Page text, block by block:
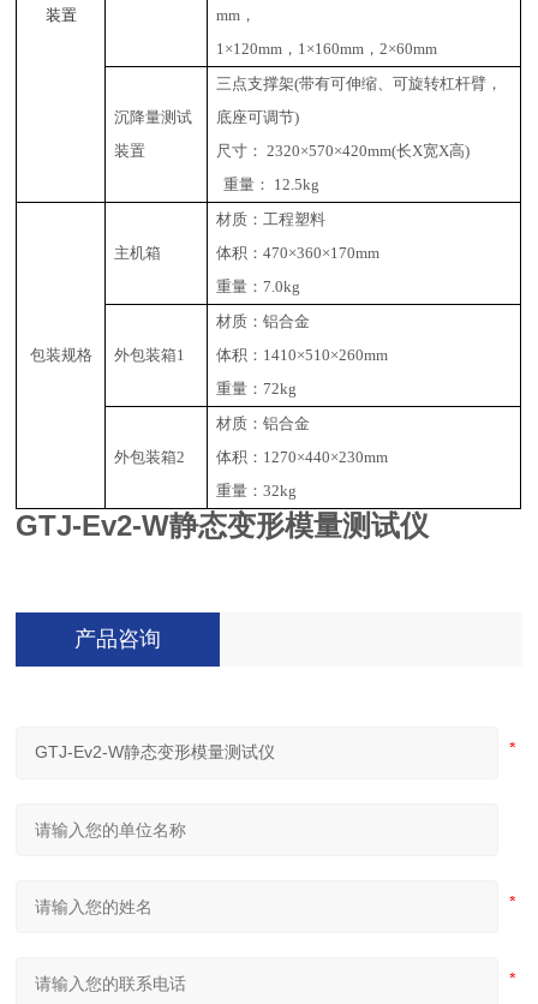
装置
mm，
1×120mm ，1×160mm，2×60mm
沉降量测试
装置
三点支撑架(带有可伸缩、可旋转杠杆臂，
底座可调节)
尺寸： 2320×570×420mm(长X宽X高)
重量： 12.5kg
包装规格
主机箱
材质：工程塑料
体积：470×360×170mm
重量：7.0kg
外包装箱1
材质：铝合金
体积：1410×510×260mm
重量：72kg
外包装箱2
材质：铝合金
体积：1270×440×230mm
重量：32kg
GTJ-Ev2-W静态变形模量测试仪
产品咨询